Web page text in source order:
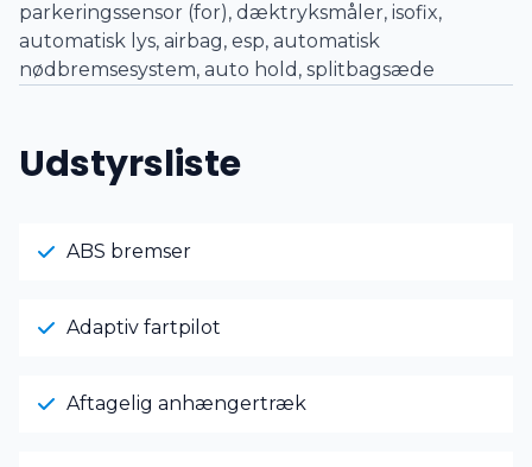
parkeringssensor (for), dæktryksmåler, isofix,
automatisk lys, airbag, esp, automatisk
nødbremsesystem, auto hold, splitbagsæde
Udstyrsliste
ABS bremser
Adaptiv fartpilot
Aftagelig anhængertræk